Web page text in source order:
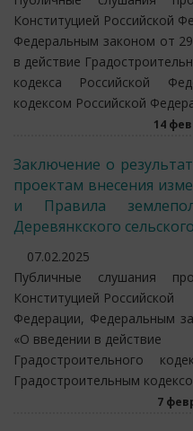
Конституцией Российской
Федеральным законом от
в действие
кодекса Российской
кодексом Российской
14
Заключение о
проектам внесения
и Правила
Деревянкского
07.02.2025
Публичные слушания
Конституцией Российской
Федерации, Федеральным
«О введении в действие
Градостроительного
Градостроительным
7